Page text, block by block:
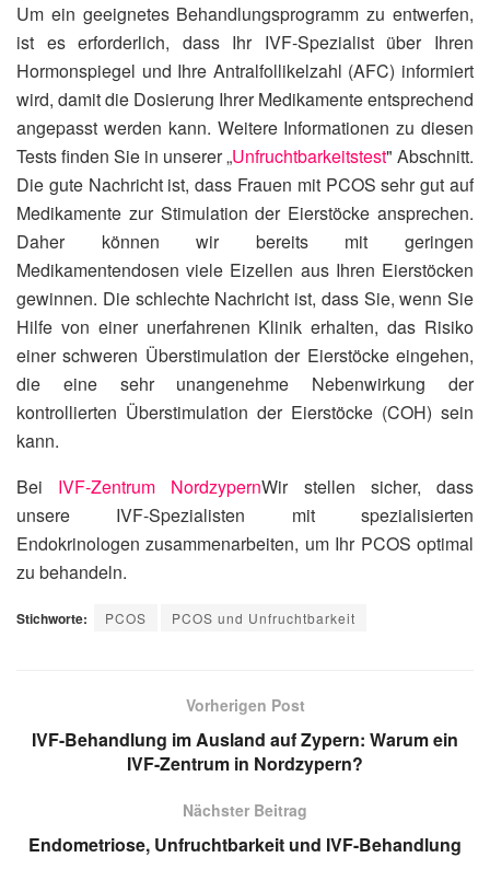
Um ein geeignetes Behandlungsprogramm zu entwerfen,
ist es erforderlich, dass Ihr IVF-Spezialist über Ihren
Hormonspiegel und Ihre Antralfollikelzahl (AFC) informiert
wird, damit die Dosierung Ihrer Medikamente entsprechend
angepasst werden kann. Weitere Informationen zu diesen
Tests finden Sie in unserer „Unfruchtbarkeitstest" Abschnitt.
Die gute Nachricht ist, dass Frauen mit PCOS sehr gut auf
Medikamente zur Stimulation der Eierstöcke ansprechen.
Daher können wir bereits mit geringen
Medikamentendosen viele Eizellen aus Ihren Eierstöcken
gewinnen. Die schlechte Nachricht ist, dass Sie, wenn Sie
Hilfe von einer unerfahrenen Klinik erhalten, das Risiko
einer schweren Überstimulation der Eierstöcke eingehen,
die eine sehr unangenehme Nebenwirkung der
kontrollierten Überstimulation der Eierstöcke (COH) sein
kann.
Bei IVF-Zentrum NordzypernWir stellen sicher, dass
unsere IVF-Spezialisten mit spezialisierten
Endokrinologen zusammenarbeiten, um Ihr PCOS optimal
zu behandeln.
Stichworte: PCOS PCOS und Unfruchtbarkeit
Vorherigen Post
IVF-Behandlung im Ausland auf Zypern: Warum ein
IVF-Zentrum in Nordzypern?
Nächster Beitrag
Endometriose, Unfruchtbarkeit und IVF-Behandlung